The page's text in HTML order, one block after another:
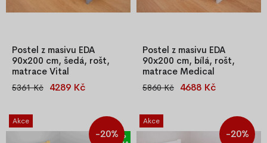
Postel z masivu EDA
90x200 cm, šedá, rošt,
matrace Vital
Kvalitní jednolůžková postel z
mm, lakována našedo, s
laťkovým roštem. Snadná
montáž, stabilní konstrukce.
5361 Kč 4289 Kč
Postel z masivu EDA
90x200 cm, bílá, rošt,
matrace Medical
Kvalitní jednolůžková postel z
mm, lakována nabílo, s
laťkovým roštem. Snadná
montáž, stabilní konstrukce.
5860 Kč 4688 Kč
Akce
-20%
Akce
-20%